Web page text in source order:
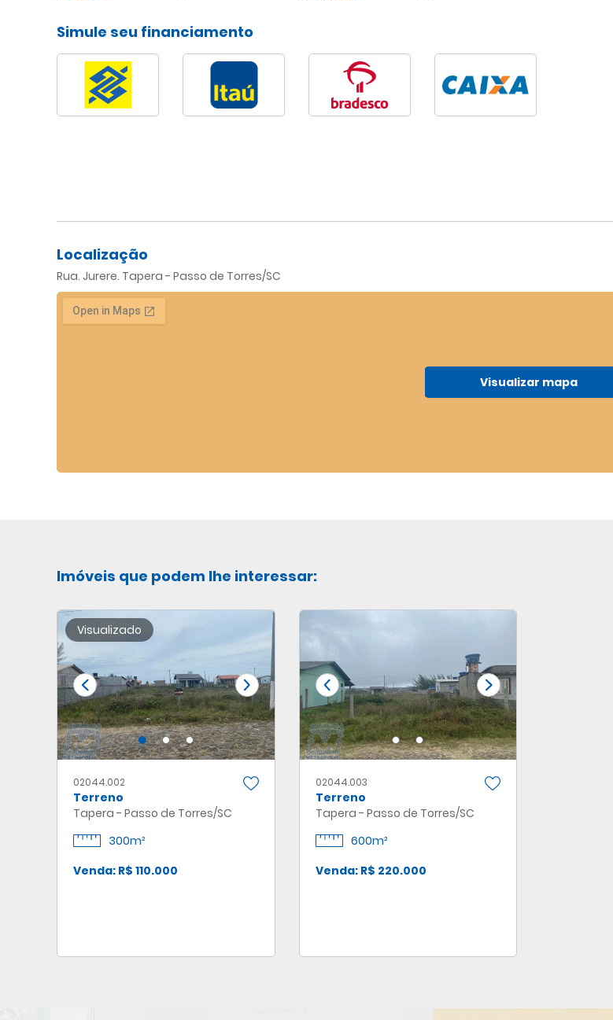
Simule seu financiamento
Localização
Rua. Jurere. Tapera - Passo de Torres/SC
Visualizar mapa
Imóveis que podem lhe interessar:
02044.002
Terreno
Tapera - Passo de Torres/SC
300m²
Venda: R$ 110.000
02044.003
Terreno
Tapera - Passo de Torres/SC
600m²
Venda: R$ 220.000